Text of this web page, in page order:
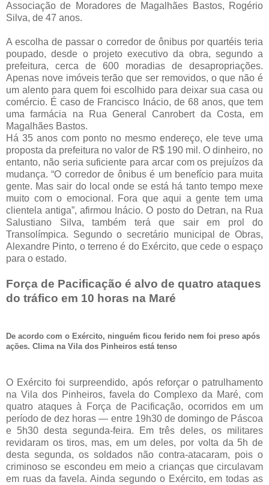
Associação de Moradores de Magalhães Bastos, Rogério
Silva, de 47 anos.
A escolha de passar o corredor de ônibus por quartéis teria
poupado, desde o projeto executivo da obra, segundo a
prefeitura, cerca de 600 moradias de desapropriações.
Apenas nove imóveis terão que ser removidos, o que não é
um alento para quem foi escolhido para deixar sua casa ou
comércio. É caso de Francisco Inácio, de 68 anos, que tem
uma farmácia na Rua General Canrobert da Costa, em
Magalhães Bastos.
Há 35 anos com ponto no mesmo endereço, ele teve uma
proposta da prefeitura no valor de R$ 190 mil. O dinheiro, no
entanto, não seria suficiente para arcar com os prejuízos da
mudança. “O corredor de ônibus é um benefício para muita
gente. Mas sair do local onde se está há tanto tempo mexe
muito com o emocional. Fora que aqui a gente tem uma
clientela antiga”, afirmou Inácio. O posto do Detran, na Rua
Salustiano Silva, também terá que sair em prol do
Transolímpica. Segundo o secretário municipal de Obras,
Alexandre Pinto, o terreno é do Exército, que cede o espaço
para o estado.
Força de Pacificação é alvo de quatro ataques
do tráfico em 10 horas na Maré
De acordo com o Exército, ninguém ficou ferido nem foi preso após
ações. Clima na Vila dos Pinheiros está tenso
O Exército foi surpreendido, após reforçar o patrulhamento
na Vila dos Pinheiros, favela do Complexo da Maré, com
quatro ataques à Força de Pacificação, ocorridos em um
período de dez horas — entre 19h30 de domingo de Páscoa
e 5h30 desta segunda-feira. Em três deles, os militares
revidaram os tiros, mas, em um deles, por volta da 5h de
desta segunda, os soldados não contra-atacaram, pois o
criminoso se escondeu em meio a crianças que circulavam
em ruas da favela. Ainda segundo o Exército, em todas as